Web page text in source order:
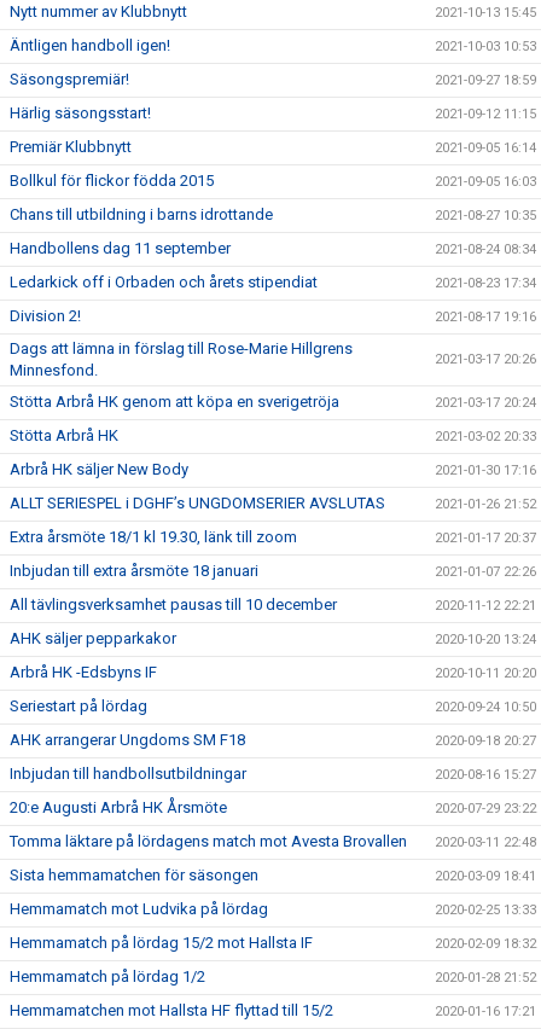
Nytt nummer av Klubbnytt 2021-10-13 15:45
Äntligen handboll igen! 2021-10-03 10:53
Säsongspremiär! 2021-09-27 18:59
Härlig säsongsstart! 2021-09-12 11:15
Premiär Klubbnytt 2021-09-05 16:14
Bollkul för flickor födda 2015 2021-09-05 16:03
Chans till utbildning i barns idrottande 2021-08-27 10:35
Handbollens dag 11 september 2021-08-24 08:34
Ledarkick off i Orbaden och årets stipendiat 2021-08-23 17:34
Division 2! 2021-08-17 19:16
Dags att lämna in förslag till Rose-Marie Hillgrens
Minnesfond.
2021-03-17 20:26
Stötta Arbrå HK genom att köpa en sverigetröja 2021-03-17 20:24
Stötta Arbrå HK 2021-03-02 20:33
Arbrå HK säljer New Body 2021-01-30 17:16
ALLT SERIESPEL i DGHF’s UNGDOMSERIER AVSLUTAS 2021-01-26 21:52
Extra årsmöte 18/1 kl 19.30, länk till zoom 2021-01-17 20:37
Inbjudan till extra årsmöte 18 januari 2021-01-07 22:26
All tävlingsverksamhet pausas till 10 december 2020-11-12 22:21
AHK säljer pepparkakor 2020-10-20 13:24
Arbrå HK -Edsbyns IF 2020-10-11 20:20
Seriestart på lördag 2020-09-24 10:50
AHK arrangerar Ungdoms SM F18 2020-09-18 20:27
Inbjudan till handbollsutbildningar 2020-08-16 15:27
20:e Augusti Arbrå HK Årsmöte 2020-07-29 23:22
Tomma läktare på lördagens match mot Avesta Brovallen 2020-03-11 22:48
Sista hemmamatchen för säsongen 2020-03-09 18:41
Hemmamatch mot Ludvika på lördag 2020-02-25 13:33
Hemmamatch på lördag 15/2 mot Hallsta IF 2020-02-09 18:32
Hemmamatch på lördag 1/2 2020-01-28 21:52
Hemmamatchen mot Hallsta HF flyttad till 15/2 2020-01-16 17:21